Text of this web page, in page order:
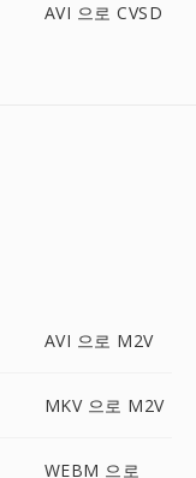
AVI 으로 CVSD
AVI 으로 M2V
MKV 으로 M2V
WEBM 으로